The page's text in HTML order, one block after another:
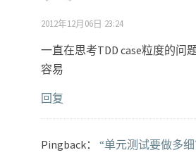
2012年12月06日 23:24
一直在思考TDD case粒度的问
容易
回复
Pingback： “单元测试要做多细